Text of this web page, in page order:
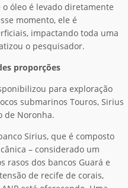
óleo é levado diretamente
momento, ele é
impactando toda uma
o pesquisador.
proporções
para exploração
submarinos Touros, Sirius
de Noronha.
Sirius, que é composto
– considerado um
rasos dos bancos Guará e
de recife de corais,